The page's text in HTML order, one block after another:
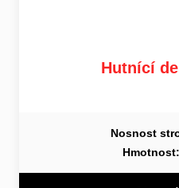
Hutnící
Nosnost
Hmotnost: